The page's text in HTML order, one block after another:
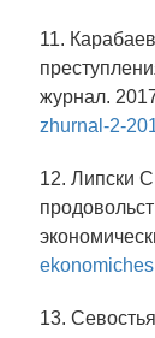
11.
журнал.
zhurnal-2-
12. Липски
13.